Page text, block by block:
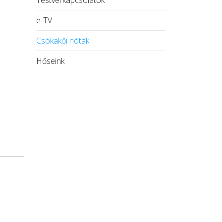
e-TV
Csókakői nóták
Hőseink